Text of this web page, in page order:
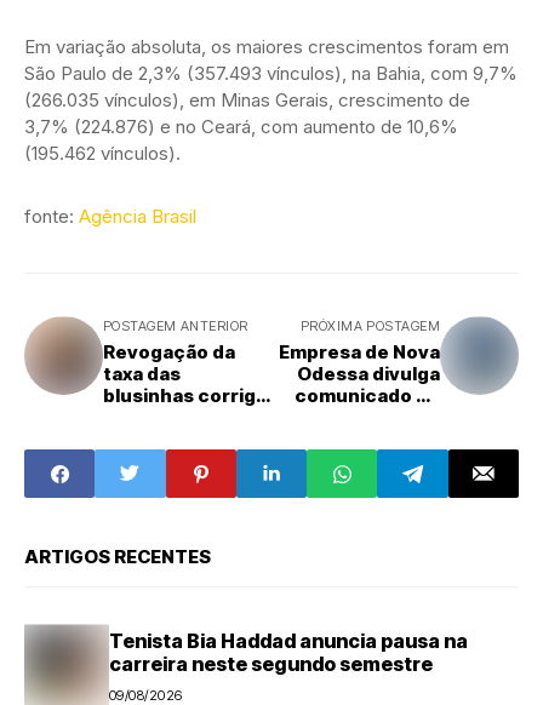
Em variação absoluta, os maiores crescimentos foram em
São Paulo de 2,3% (357.493 vínculos), na Bahia, com 9,7%
(266.035 vínculos), em Minas Gerais, crescimento de
3,7% (224.876) e no Ceará, com aumento de 10,6%
(195.462 vínculos).
fonte: Agência Brasil
POSTAGEM ANTERIOR
Revogação da
taxa das
blusinhas corrige
PRÓXIMA POSTAGEM
Empresa de Nova
Odessa divulga
comunicado de
ARTIGOS RECENTES
Tenista Bia Haddad anuncia pausa na
carreira neste segundo semestre
09/08/2026